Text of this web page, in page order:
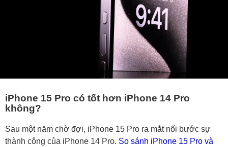
iPhone 15 Pro có tốt hơn iPhone 14 Pro
không?
Sau một năm chờ đợi, iPhone 15 Pro ra mắt nối bước sự
thành công của iPhone 14 Pro. So sánh iPhone 15 Pro và